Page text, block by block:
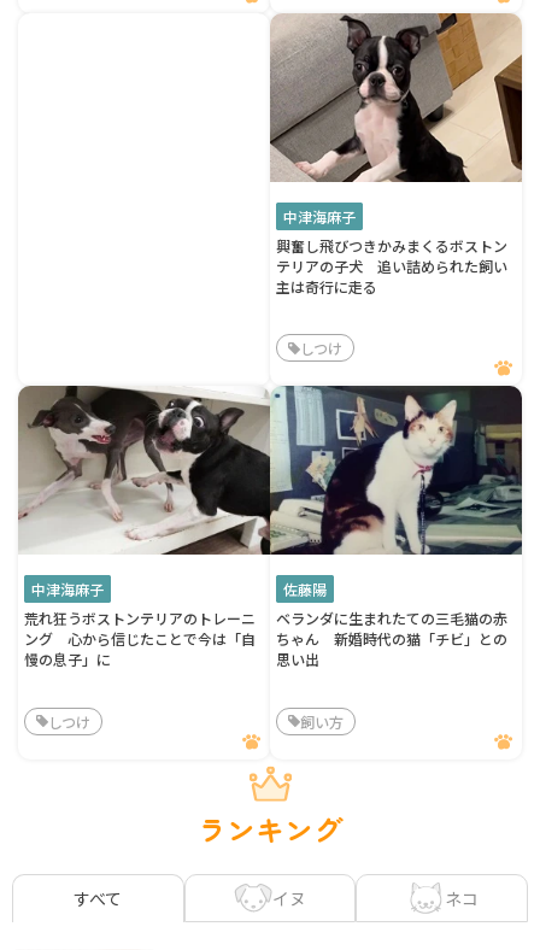
中津海麻子
興奮し飛びつきかみまくるボストン
テリアの子犬 追い詰められた飼い
主は奇行に走る
しつけ
中津海麻子
荒れ狂うボストンテリアのトレーニ
ング 心から信じたことで今は「自
慢の息子」に
しつけ
佐藤陽
ベランダに生まれたての三毛猫の赤
ちゃん 新婚時代の猫「チビ」との
思い出
飼い方
ランキング
すべて イヌ ネコ